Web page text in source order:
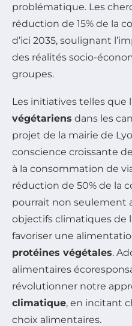
problématique. Les
réduction de 15% de la
d’ici 2035, soulignant
des réalités socio-
groupes.
Les initiatives telles que
végétariens dans les
projet de la mairie de
conscience croissante
à la consommation de
réduction de 50% de la
pourrait non seulement
objectifs climatiques de
favoriser une
protéines végétales.
alimentaires
révolutionner notre
climatique, en incitant
choix alimentaires.